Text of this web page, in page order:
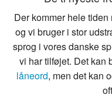
Der kommer hele
og vi bruger i stor
sprog i vores danske
vi har tilføjet. Det kan
låneord, men det kan